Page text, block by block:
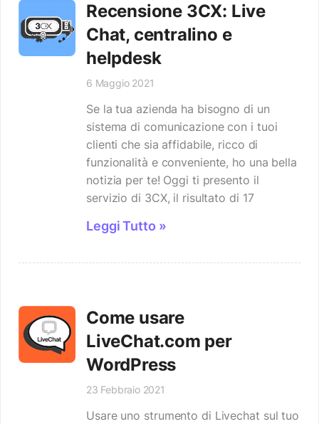
Recensione 3CX: Live
Chat, centralino e
helpdesk
6 Maggio 2021
Se la tua azienda ha bisogno di un
sistema di comunicazione con i tuoi
clienti che sia affidabile, ricco di
funzionalità e conveniente, ho una bella
notizia per te! Oggi ti presento il
servizio di 3CX, il risultato di 17
Leggi Tutto »
Come usare
LiveChat.com per
WordPress
23 Febbraio 2021
Usare uno strumento di Livechat sul tuo